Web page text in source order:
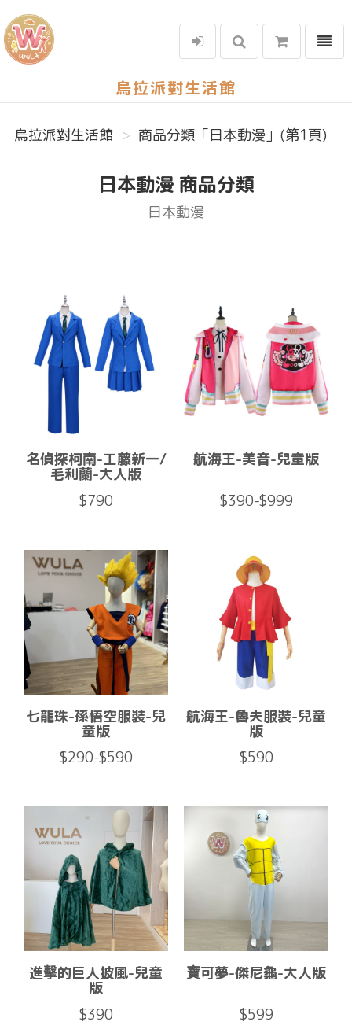
烏拉派對生活館
選單
烏拉派對生活館 商品分類「日本動漫」(第1頁)
日本動漫 商品分類
日本動漫
名偵探柯南-工藤新一/
毛利蘭-大人版
$790
航海王-美音-兒童版
$390-$999
七龍珠-孫悟空服裝-兒
童版
$290-$590
航海王-魯夫服裝-兒童
版
$590
進擊的巨人披風-兒童
版
$390
寶可夢-傑尼龜-大人版
$599